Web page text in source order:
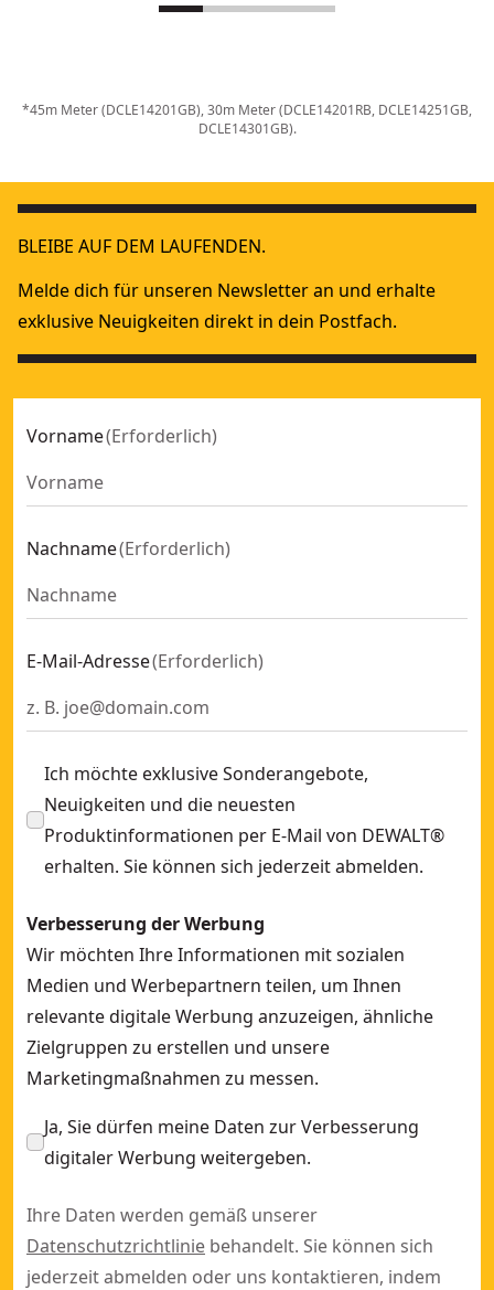
*45m Meter (DCLE14201GB), 30m Meter (DCLE14201RB, DCLE14251GB,
DCLE14301GB).
BLEIBE AUF DEM LAUFENDEN.
Melde dich für unseren Newsletter an und erhalte
exklusive Neuigkeiten direkt in dein Postfach.
Vorname(Erforderlich)
Nachname(Erforderlich)
E-Mail-Adresse(Erforderlich)
Ich möchte exklusive Sonderangebote,
Neuigkeiten und die neuesten
Produktinformationen per E-Mail von DEWALT®
erhalten. Sie können sich jederzeit abmelden.
Verbesserung der Werbung
Wir möchten Ihre Informationen mit sozialen
Medien und Werbepartnern teilen, um Ihnen
relevante digitale Werbung anzuzeigen, ähnliche
Zielgruppen zu erstellen und unsere
Marketingmaßnahmen zu messen.
Ja, Sie dürfen meine Daten zur Verbesserung
digitaler Werbung weitergeben.
Ihre Daten werden gemäß unserer
Datenschutzrichtlinie behandelt. Sie können sich
jederzeit abmelden oder uns kontaktieren, indem